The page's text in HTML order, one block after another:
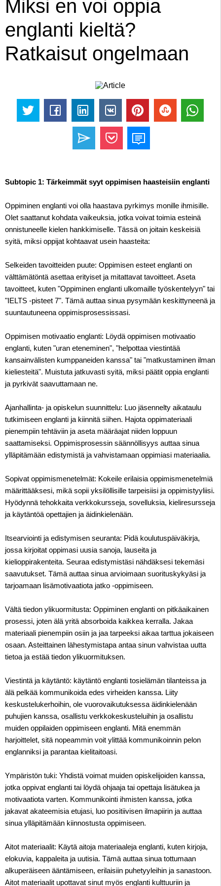
Miksi en voi oppia
englanti kieltä?
Ratkaisut ongelmaan
Subtopic 1: Tärkeimmät syyt oppimisen haasteisiin englanti
Oppiminen englanti voi olla haastava pyrkimys monille ihmisille.
Olet saattanut kohdata vaikeuksia, jotka voivat toimia esteinä
onnistuneelle kielen hankkimiselle. Tässä on joitain keskeisiä
syitä, miksi oppijat kohtaavat usein haasteita:
Selkeiden tavoitteiden puute: Oppimisen esteet englanti on
välttämätöntä asettaa erityiset ja mitattavat tavoitteet. Aseta
tavoitteet, kuten "Oppiminen englanti ulkomaille työskentelyyn" tai
"IELTS -pisteet 7". Tämä auttaa sinua pysymään keskittyneenä ja
suuntautuneena oppimisprosessissasi.
Oppimisen motivaatio englanti: Löydä oppimisen motivaatio
englanti, kuten "uran eteneminen", "helpottaa viestintää
kansainvälisten kumppaneiden kanssa" tai "matkustaminen ilman
kieliesteitä". Muistuta jatkuvasti syitä, miksi päätit oppia englanti
ja pyrkivät saavuttamaan ne.
Ajanhallinta- ja opiskelun suunnittelu: Luo jäsennelty aikataulu
tutkimiseen englanti ja kiinnitä siihen. Hajota oppimateriaali
pienempiin tehtäviin ja aseta määräajat niiden loppuun
saattamiseksi. Oppimisprosessin säännöllisyys auttaa sinua
ylläpitämään edistymistä ja vahvistamaan oppimiasi materiaalia.
Sopivat oppimismenetelmät: Kokeile erilaisia ​​oppimismenetelmiä
määrittääksesi, mikä sopii yksilöllisille tarpeisiisi ja oppimistyyliisi.
Hyödynnä tehokkaita verkkokursseja, sovelluksia, kieliresursseja
ja käytäntöä opettajien ja äidinkielenään.
Itsearviointi ja edistymisen seuranta: Pidä koulutuspäiväkirja,
jossa kirjoitat oppimasi uusia sanoja, lauseita ja
kielioppirakenteita. Seuraa edistymistäsi nähdäksesi tekemäsi
saavutukset. Tämä auttaa sinua arvioimaan suorituskykyäsi ja
tarjoamaan lisämotivaatiota jatko -oppimiseen.
Vältä tiedon ylikuormitusta: Oppiminen englanti on pitkäaikainen
prosessi, joten älä yritä absorboida kaikkea kerralla. Jakaa
materiaali pienempiin osiin ja jaa tarpeeksi aikaa tarttua jokaiseen
osaan. Asteittainen lähestymistapa antaa sinun vahvistaa uutta
tietoa ja estää tiedon ylikuormituksen.
Viestintä ja käytäntö: käytäntö englanti tosielämän tilanteissa ja
älä pelkää kommunikoida edes virheiden kanssa. Liity
keskustelukerhoihin, ole vuorovaikutuksessa äidinkielenään
puhujien kanssa, osallistu verkkokeskusteluihin ja osallistu
muiden oppilaiden oppimiseen englanti. Mitä enemmän
harjoittelet, sitä nopeammin voit ylittää kommunikoinnin pelon
englanniksi ja parantaa kielitaitoasi.
Ympäristön tuki: Yhdistä voimat muiden opiskelijoiden kanssa,
jotka oppivat englanti tai löydä ohjaaja tai opettaja lisätukea ja
motivaatiota varten. Kommunikointi ihmisten kanssa, jotka
jakavat akateemisia etujasi, luo positiivisen ilmapiirin ja auttaa
sinua ylläpitämään kiinnostusta oppimiseen.
Aitot materiaalit: Käytä aitoja materiaaleja englanti, kuten kirjoja,
elokuvia, kappaleita ja uutisia. Tämä auttaa sinua tottumaan
alkuperäiseen ääntämiseen, erilaisiin puhetyyleihin ja sanastoon.
Aitot materiaalit upottavat sinut myös englanti kulttuuriin ja